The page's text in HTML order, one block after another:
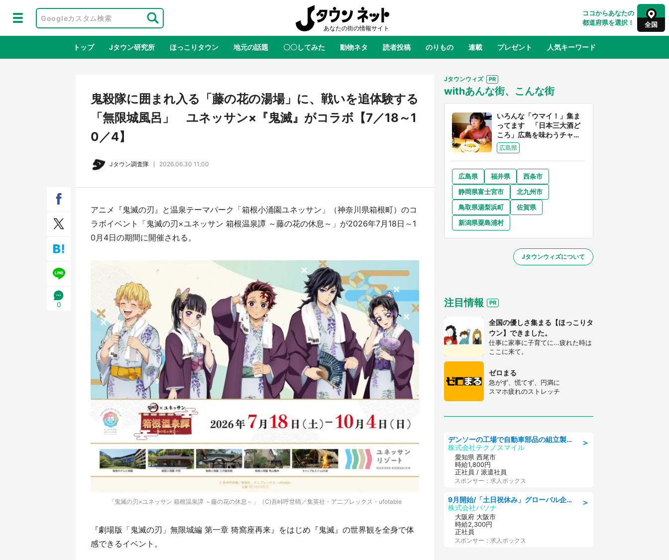
ココからあなたの
都道府県を選択！
全国
全国 全国
東北 青森 岩手 宮城 山形 福島
関東 茨城 栃木 群馬 千葉 東京 神奈川
奈良 和歌山
山口
四国 徳島 香川 愛媛
福岡 佐賀 長崎 大分 宮崎
トップ Jタウン研究所 ほっこりタウン 地元の話題 〇〇してみた 動物ネタ 読者投稿 のりもの 連載 プレゼント 人気キーワード
地域×二次元 絶景 あの時はありがとう 物語がはじまる町へ ふるさと納税
服！？ 県公式プロモ動画で「聖地」
が生産されてます【7／31～1／31】
に入り込む 六本木ヒルズ展望台でコ
ラボ、本邦初公開の「猫猫像」も【8
／1～10／26】
る！ アニメ『ハイキュー！！』×老
舗「鐘崎」コラボで限定グッズも【8
／1～31】
『小林さんちのメイドラゴン』と舞台
のモデル・越谷がコラボ 田んぼアー
トの見頃にあわせて企画続々【7／31
～】
鬼殺隊に囲まれ入る「藤の花の湯場」に、戦いを追体験する
「無限城風呂」 ユネッサン×『鬼滅』がコラボ【7／18～1
0／4】
Jタウン調査隊 2026.06.30 11:00
0
アニメ『鬼滅の刃』と温泉テーマパーク「箱根小涌園ユネッサン」（神奈川県箱根町）のコ
ラボイベント「鬼滅の刃×ユネッサン 箱根温泉譚 ～藤の花の休息～」が2026年7月18日～1
0月4日の期間に開催される。
「鬼滅の刃×ユネッサン 箱根温泉譚 ～藤の花の休息～」（C)吾峠呼世晴／集英社・アニプレックス・ufotable
『劇場版「鬼滅の刃」無限城編 第一章 猗窩座再来』をはじめ『鬼滅』の世界観を全身で体
感できるイベント。
Jタウンウィズ
withあんな街、こんな街
いろんな「ウマイ！」集ま
ってます 「日本三大酒ど
ころ」広島を味わうチャン
スが到来中
広島県
広島県 福井県
西条市
静岡県富士宮市
北九州市
鳥取県湯梨浜町
佐賀県
新潟県粟島浦村
Jタウンウィズについて
注目情報
全国の優しさ集まる【ほっこりタ
ウン】できました。
仕事に家事に子育てに...疲れた時は
ここに来て。
ゼロまる
急がず、慌てず、円満に
スマホ疲れのストレッチ
＞
デンソーの工場で自動車部品の組立製造/denso aichi
株式会社テクノスマイル
愛知県 西尾市
時給1,800円
正社員 / 派遣社員
スポンサー：求人ボックス
＞
9月開始/「土日祝休み」グローバル企業での産業保健のお仕事/保健師/高時給/残業なし/服装自由
株式会社パソナ
大阪府 大阪市
時給2,300円
正社員
スポンサー：求人ボックス